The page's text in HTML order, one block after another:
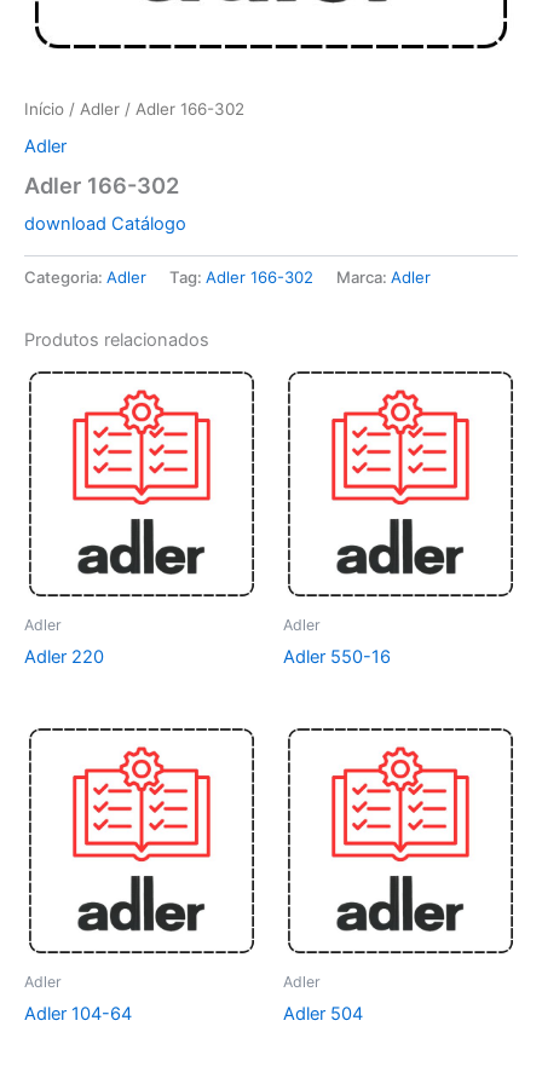
Início / Adler / Adler 166-302
Adler
Adler 166-302
download Catálogo
Categoria: Adler Tag: Adler 166-302 Marca: Adler
Produtos relacionados
Adler
Adler 220
Adler
Adler 550-16
Adler
Adler 104-64
Adler
Adler 504